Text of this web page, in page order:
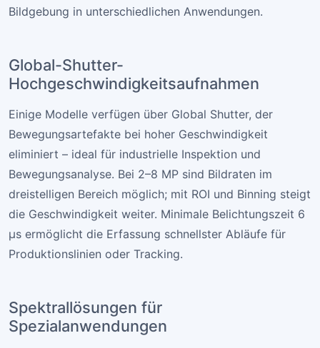
Bildgebung in unterschiedlichen Anwendungen.
Global-Shutter-
Hochgeschwindigkeitsaufnahmen
Einige Modelle verfügen über Global Shutter, der
Bewegungsartefakte bei hoher Geschwindigkeit
eliminiert – ideal für industrielle Inspektion und
Bewegungsanalyse. Bei 2–8 MP sind Bildraten im
dreistelligen Bereich möglich; mit ROI und Binning steigt
die Geschwindigkeit weiter. Minimale Belichtungszeit 6
µs ermöglicht die Erfassung schnellster Abläufe für
Produktionslinien oder Tracking.
Spektrallösungen für
Spezialanwendungen